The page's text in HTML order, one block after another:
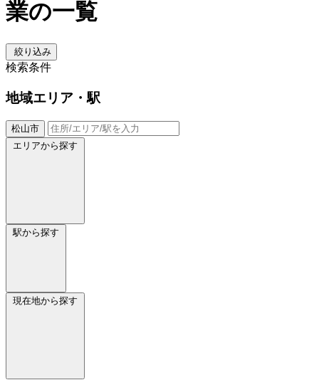
業の一覧
絞り込み
検索条件
地域エリア・駅
松山市
エリアから探す
駅から探す
現在地から探す